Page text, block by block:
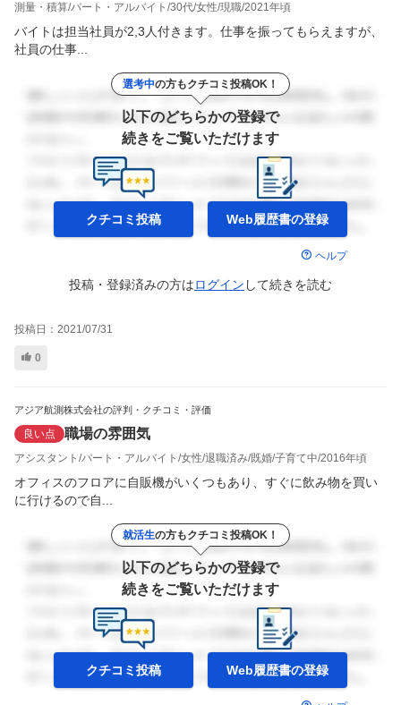
測量・積算 パート・アルバイト 30代 女性 現職 2021年頃
バイトは担当社員が2,3人付きます。仕事を振ってもらえますが、
社員の仕事...
選考中の方もクチコミ投稿OK！
以下のどちらかの登録で
続きをご覧いただけます
クチコミ投稿 Web履歴書の登録
ヘルプ
投稿・登録済みの方はログイン して続きを読む
投稿日： 2021/07/31
0
アジア航測株式会社の評判・クチコミ・評価
良い点 職場の雰囲気
アシスタント パート・アルバイト 女性 退職済み 既婚 子育て中 2016年頃
オフィスのフロアに自販機がいくつもあり、すぐに飲み物を買い
に行けるので自...
就活生の方もクチコミ投稿OK！
以下のどちらかの登録で
続きをご覧いただけます
クチコミ投稿 Web履歴書の登録